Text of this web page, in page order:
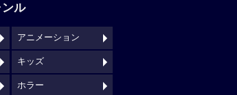
ル
アニメーション
キッズ
ホラー